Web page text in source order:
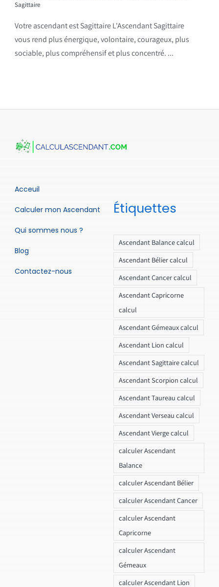
Sagittaire
Votre ascendant est Sagittaire L'Ascendant Sagittaire
vous rend plus énergique, volontaire, courageux, plus
sociable, plus compréhensif et plus concentré. ...
Acceuil
Calculer mon Ascendant
Qui sommes nous ?
Blog
Contactez-nous
Étiquettes
Ascendant Balance calcul
Ascendant Bélier calcul
Ascendant Cancer calcul
Ascendant Capricorne
calcul
Ascendant Gémeaux calcul
Ascendant Lion calcul
Ascendant Sagittaire calcul
Ascendant Scorpion calcul
Ascendant Taureau calcul
Ascendant Verseau calcul
Ascendant Vierge calcul
calculer Ascendant
Balance
calculer Ascendant Bélier
calculer Ascendant Cancer
calculer Ascendant
Capricorne
calculer Ascendant
Gémeaux
calculer Ascendant Lion